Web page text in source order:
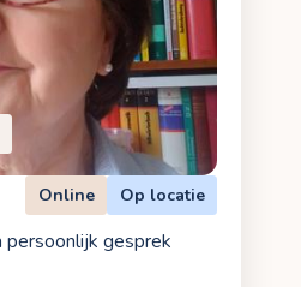
Online Op locatie
persoonlijk gesprek